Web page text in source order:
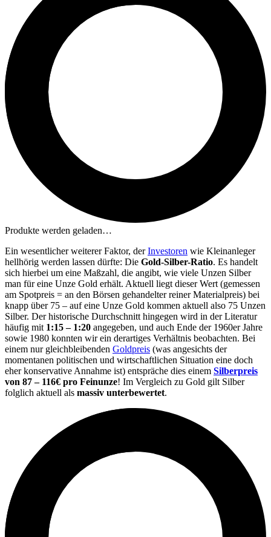
Produkte werden geladen…
Ein wesentlicher weiterer Faktor, derInvestoren wie Kleinanleger
hellhörig werden lassen dürfte: Die Gold-Silber-Ratio. Es handelt
sich hierbei um eine Maßzahl, die angibt, wie viele Unzen Silber
man für eine Unze Gold erhält. Aktuell liegt dieser Wert (gemessen
am Spotpreis = an den Börsen gehandelter reiner Materialpreis) bei
knapp über 75 – auf eine Unze Gold kommen aktuell also 75 Unzen
Silber. Der historische Durchschnitt hingegen wird in der Literatur
häufig mit 1:15 – 1:20 angegeben, und auch Ende der 1960er Jahre
sowie 1980 konnten wir ein derartiges Verhältnis beobachten. Bei
einem nur gleichbleibenden Goldpreis (was angesichts der
momentanen politischen und wirtschaftlichen Situation eine doch
eher konservative Annahme ist) entspräche dies einem Silberpreis
von 87 – 116€ pro Feinunze! Im Vergleich zu Gold gilt Silber
folglich aktuell als massiv unterbewertet.